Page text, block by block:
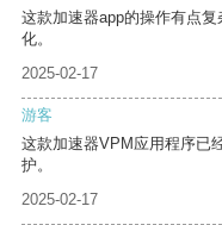
这款加速器app的操作有点
化。
2025-02-17
游客
这款加速器VPM应用程序已
护。
2025-02-17